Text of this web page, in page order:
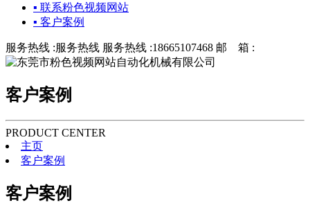
▪ 联系粉色视频网站
▪ 客户案例
服务热线 :服务热线 服务热线 :18665107468 邮 箱 :
客户案例
PRODUCT CENTER
主页
客户案例
客户案例